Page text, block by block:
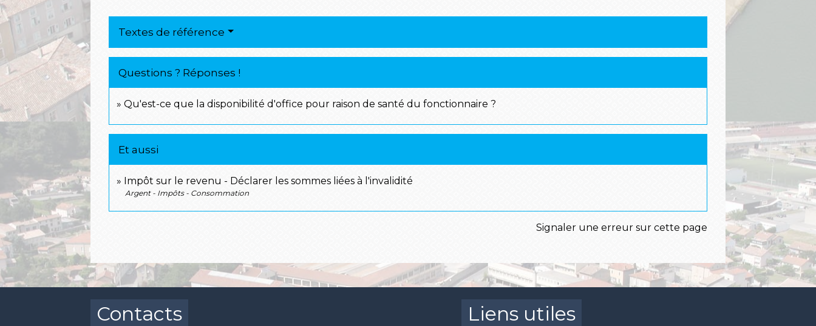
Textes de référence
Questions ? Réponses !
Qu'est-ce que la disponibilité d'office pour raison de santé du fonctionnaire ?
Et aussi
Impôt sur le revenu - Déclarer les sommes liées à l'invalidité
Argent - Impôts - Consommation
Signaler une erreur sur cette page
Contacts Liens utiles